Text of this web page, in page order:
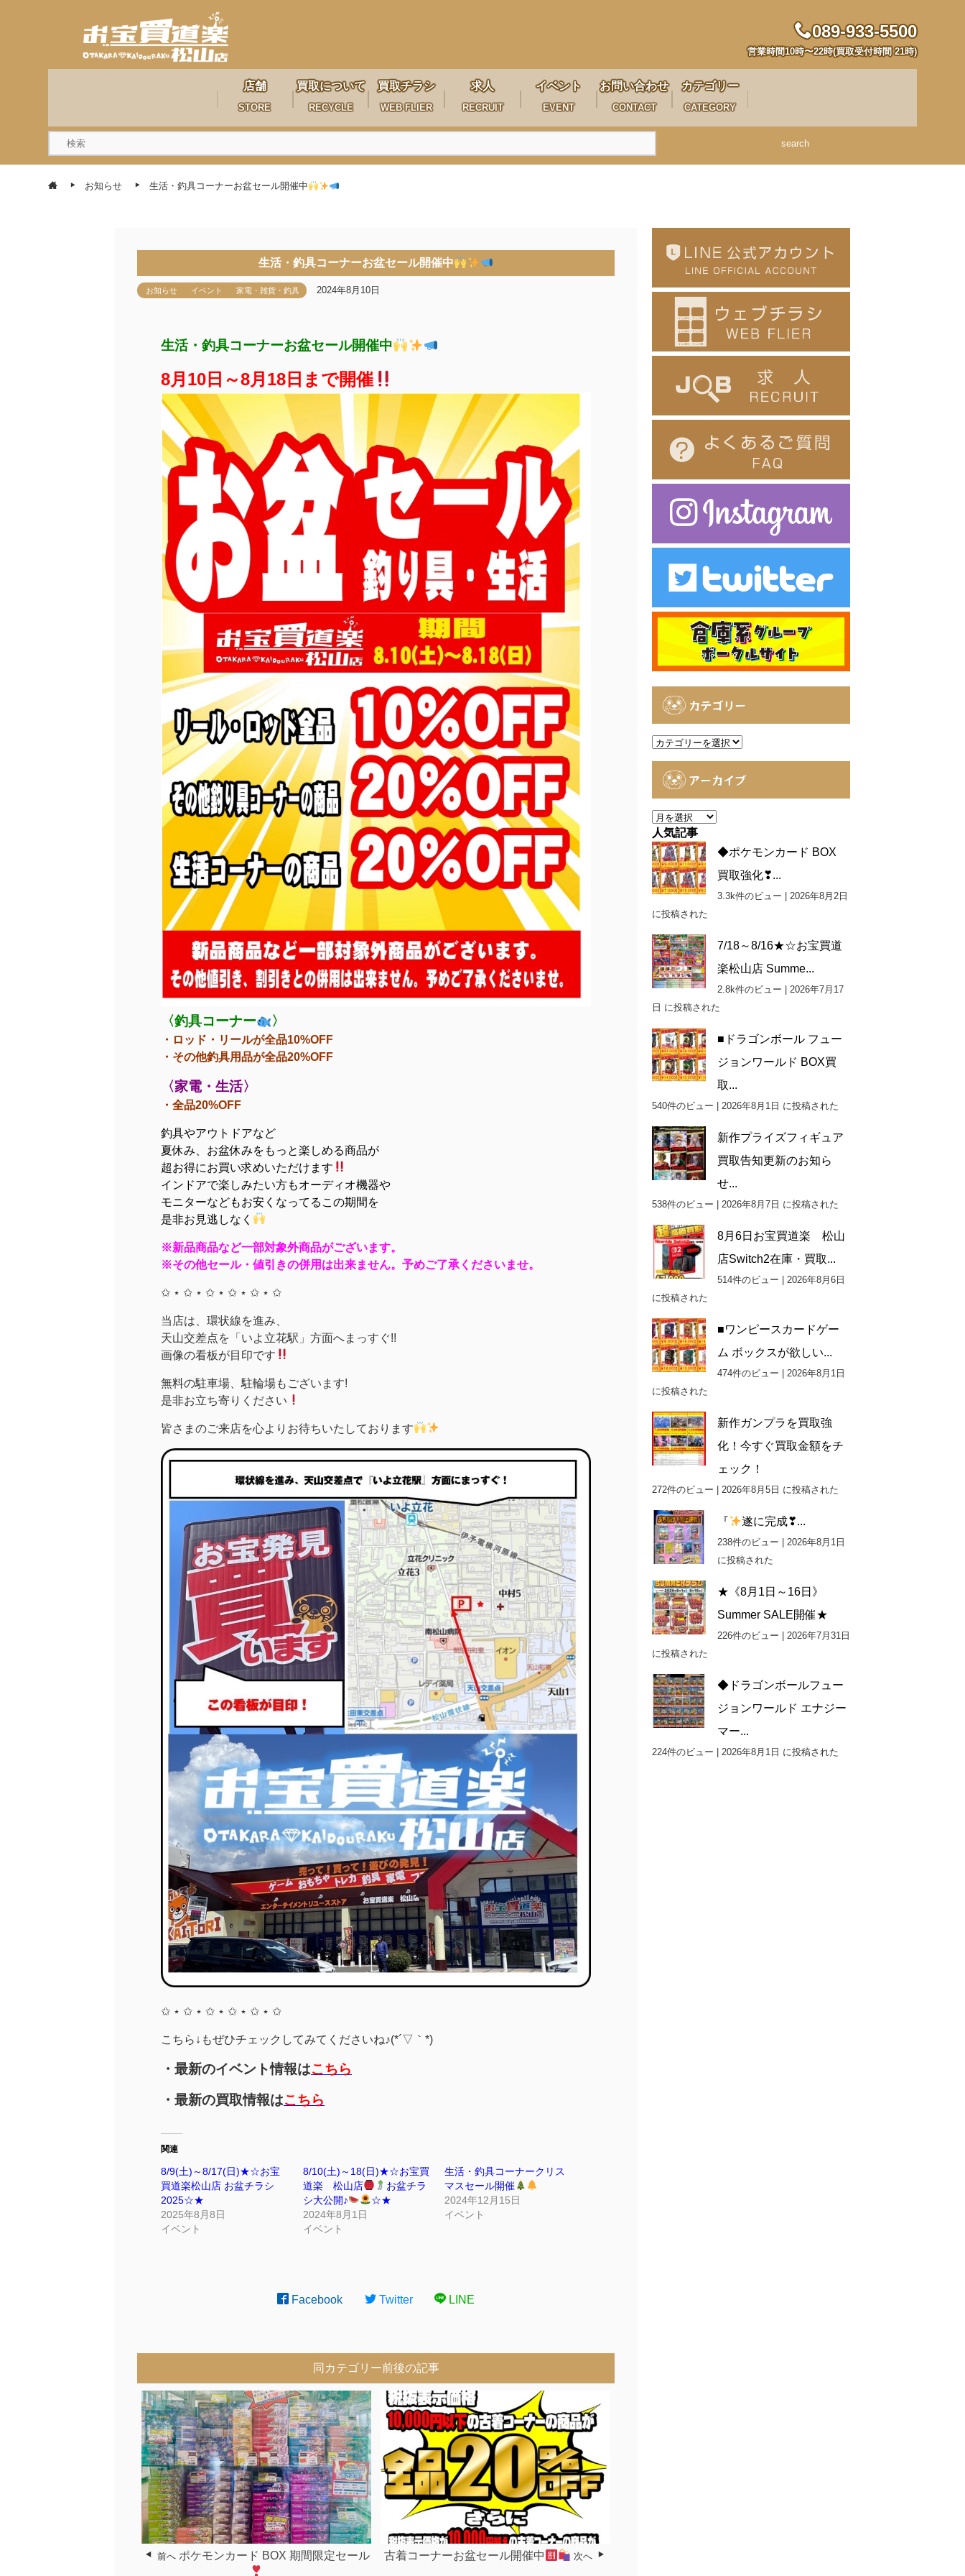
089-933-5500
営業時間10時〜22時(買取受付時間 21時)
店舗
STORE
買取について
RECYCLE
買取チラシ
WEB FLIER
求人
RECRUIT
イベント
EVENT
お問い合わせ
CONTACT
カテゴリー
CATEGORY
search
お知らせ 生活・釣具コーナーお盆セール開催中
生活・釣具コーナーお盆セール開催中
お知らせ イベント 家電・雑貨・釣具 2024年8月10日
生活・釣具コーナーお盆セール開催中
8月10日～8月18日まで開催
〈釣具コーナー 〉
・ロッド・リールが全品10%OFF
・その他釣具用品が全品20%OFF
〈家電・生活〉
・全品20%OFF
釣具やアウトドアなど
夏休み、お盆休みをもっと楽しめる商品が
超お得にお買い求めいただけます
インドアで楽しみたい方もオーディオ機器や
モニターなどもお安くなってるこの期間を
是非お見逃しなく
※新品商品など一部対象外商品がございます。
※その他セール・値引きの併用は出来ません。予めご了承くださいませ。
✩ ⋆ ✩ ⋆ ✩ ⋆ ✩ ⋆ ✩ ⋆ ✩
当店は、環状線を進み、
天山交差点を「いよ立花駅」方面へまっすぐ!!
画像の看板が目印です
無料の駐車場、駐輪場もございます!
是非お立ち寄りください
皆さまのご来店を心よりお待ちいたしております
✩ ⋆ ✩ ⋆ ✩ ⋆ ✩ ⋆ ✩ ⋆ ✩
こちら↓もぜひチェックしてみてくださいね♪(*´▽｀*)
・最新のイベント情報はこちら
・最新の買取情報はこちら
関連
8/9(土)～8/17(日)★☆お宝
買道楽松山店 お盆チラシ
2025☆★
2025年8月8日
イベント
8/10(土)～18(日)★☆お宝買
道楽 松山店
お盆チラ
シ大公開♪
☆★
2024年8月1日
イベント
生活・釣具コーナークリス
マスセール開催
2024年12月15日
イベント
Facebook Twitter LINE
同カテゴリー前後の記事
前へ ポケモンカード BOX 期間限定セール 古着コーナーお盆セール開催中 次へ
カテゴリー
カ
アーカイブ
ア
ー
カ
イ
ブ
人気記事
◆ポケモンカード BOX
買取強化❣...
3.3k件のビュー
2026年8月2日
に投稿された
7/18～8/16★☆お宝買道
楽松山店 Summe...
2.8k件のビュー
2026年7月17
日 に投稿された
■ドラゴンボール フュー
ジョンワールド BOX買
取...
540件のビュー 2026年8月1日 に投稿された
新作プライズフィギュア
買取告知更新のお知ら
せ...
538件のビュー 2026年8月7日 に投稿された
8月6日お宝買道楽 松山
店Switch2在庫・買取...
514件のビュー
2026年8月6日
に投稿された
■ワンピースカードゲー
ム ボックスが欲しい...
474件のビュー
2026年8月1日
に投稿された
新作ガンプラを買取強
化！今すぐ買取金額をチ
ェック！
272件のビュー 2026年8月5日 に投稿された
『 遂に完成❣...
238件のビュー
2026年8月1日
に投稿された
★《8月1日～16日》
Summer SALE開催★
226件のビュー
2026年7月31日
に投稿された
◆ドラゴンボールフュー
ジョンワールド エナジー
マー...
224件のビュー 2026年8月1日 に投稿された